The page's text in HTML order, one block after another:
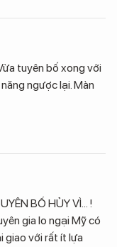
tuyên bố xong với
ngược lại. Màn
BỐ HỦY VÌ... !
gia lo ngại Mỹ có
giao với rất ít lựa